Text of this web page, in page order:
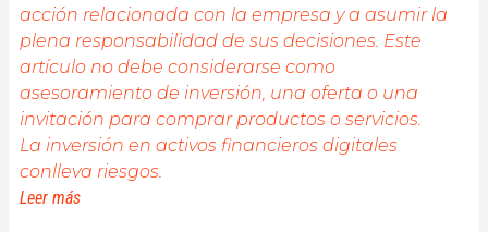
acción relacionada con la empresa y a asumir la
plena responsabilidad de sus decisiones. Este
artículo no debe considerarse como
asesoramiento de inversión, una oferta o una
invitación para comprar productos o servicios.
La inversión en activos financieros digitales
conlleva riesgos.
Leer más